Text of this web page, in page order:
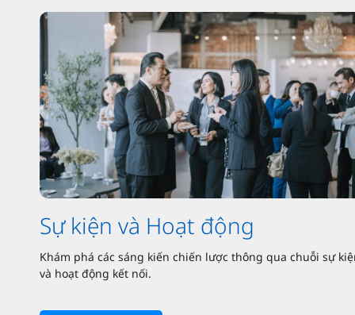
Sự kiện và Hoạt động
Khám phá các sáng kiến chiến lược thông qua chuỗi sự
và hoạt động kết nối.